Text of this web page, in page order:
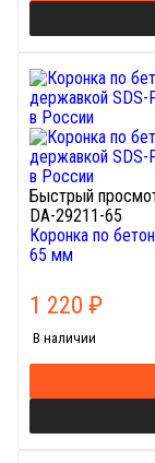
Быстрый
DA-29211-65
Коронка по
65 мм
1 220 ₽
В наличии